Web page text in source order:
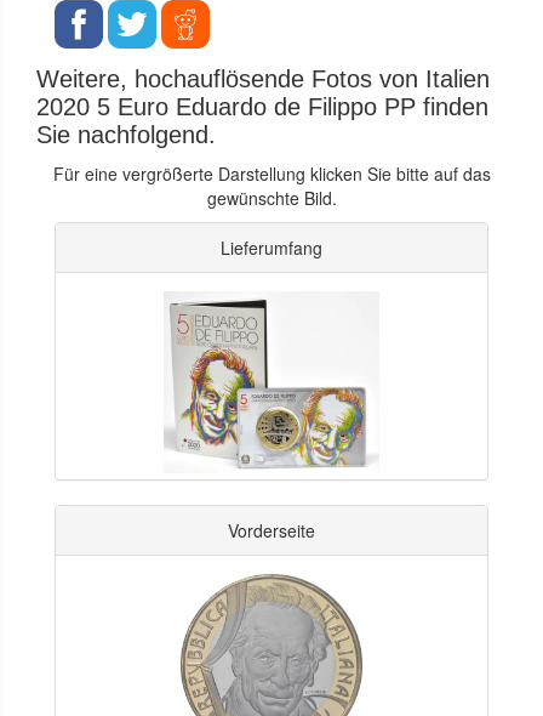
Weitere, hochauflösende Fotos von Italien
2020 5 Euro Eduardo de Filippo PP finden
Sie nachfolgend.
Für eine vergrößerte Darstellung klicken Sie bitte auf das
gewünschte Bild.
Lieferumfang
Vorderseite